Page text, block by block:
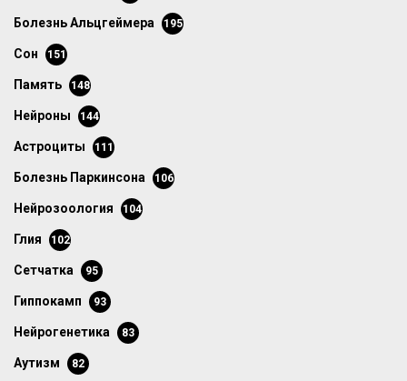
болезнь Альцгеймера 195
сон 151
память 148
нейроны 144
астроциты 111
болезнь Паркинсона 106
нейрозоология 104
глия 102
сетчатка 95
гиппокамп 93
нейрогенетика 83
аутизм 82